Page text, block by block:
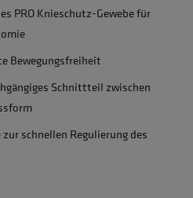
PRO Knieschutz-Gewebe für
Bewegungsfreiheit
Schnittteil zwischen
schnellen Regulierung des